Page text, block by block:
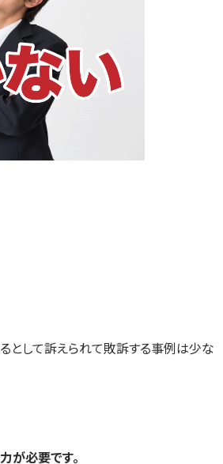
として訴えられて敗訴する事例は少な
が必要です。